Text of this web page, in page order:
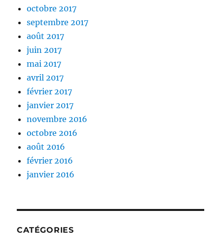
octobre 2017
septembre 2017
août 2017
juin 2017
mai 2017
avril 2017
février 2017
janvier 2017
novembre 2016
octobre 2016
août 2016
février 2016
janvier 2016
CATÉGORIES